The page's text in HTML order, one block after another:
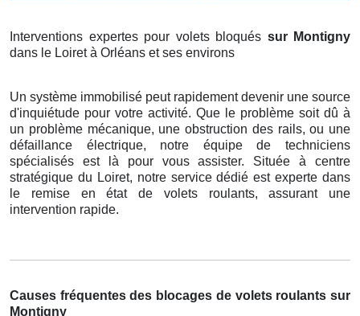
Interventions expertes pour volets bloqués sur Montigny
dans le Loiret à Orléans et ses environs
Un système immobilisé peut rapidement devenir une source
d'inquiétude pour votre activité. Que le problème soit dû à
un problème mécanique, une obstruction des rails, ou une
défaillance électrique, notre équipe de techniciens
spécialisés est là pour vous assister. Située à centre
stratégique du Loiret, notre service dédié est experte dans
le remise en état de volets roulants, assurant une
intervention rapide.
Causes fréquentes des blocages de volets roulants sur
Montigny